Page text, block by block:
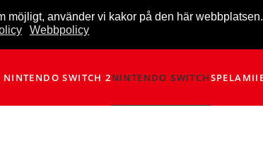
möjligt, använder vi kakor på den här
Webbpolicy
NINTENDO SWITCH 2NINTENDO SWITCHSPEL